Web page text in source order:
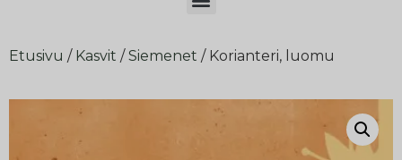
Etusivu / Kasvit /Siemenet / Korianteri, luomu